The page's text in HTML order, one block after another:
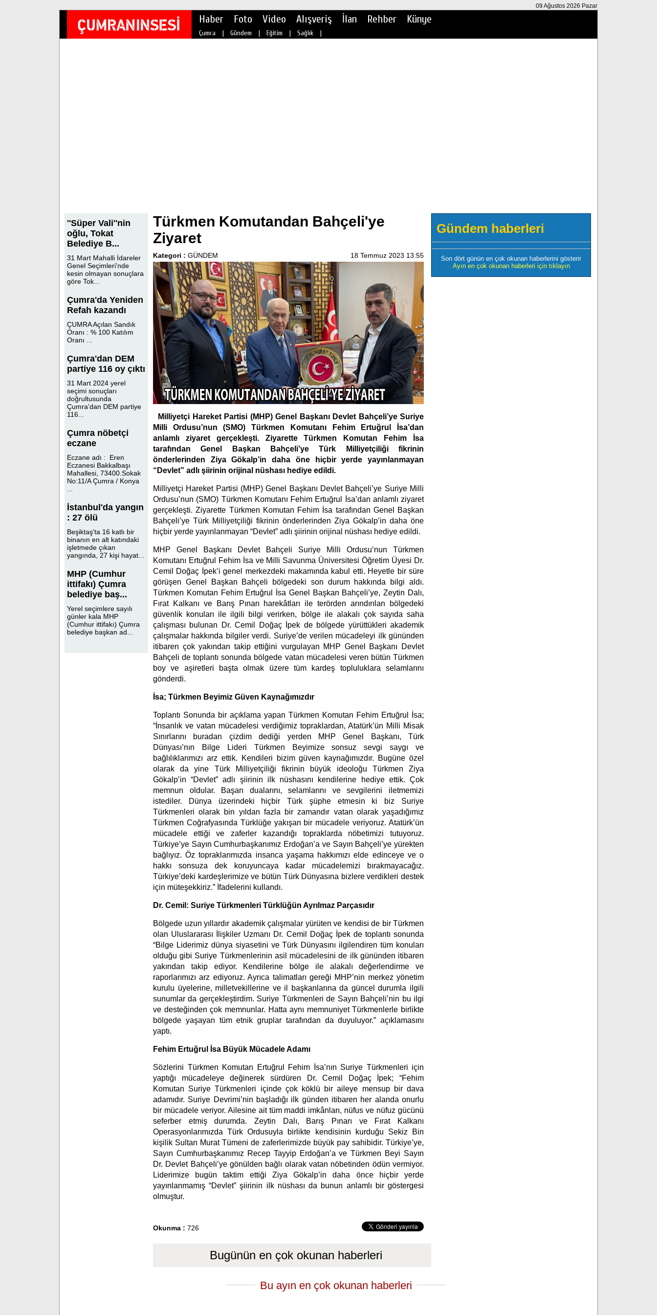
09 Ağustos 2026 Pazar
Haber Foto Video Alışveriş İlan Rehber Künye
Çumra | Gündem | Eğitim | Sağlık |
''Süper Vali''nin
oğlu, Tokat
Belediye B...
31 Mart Mahalli İdareler
Genel Seçimleri'nde
kesin olmayan sonuçlara
göre Tok...
Çumra'da Yeniden
Refah kazandı
ÇUMRA Açılan Sandık
Oranı : % 100 Katılım
Oranı ...
Çumra'dan DEM
partiye 116 oy çıktı
31 Mart 2024 yerel
seçimi sonuçları
doğrultusunda
Çumra'dan DEM partiye
116...
Çumra nöbetçi
eczane
Eczane adı : Eren
Eczanesi Bakkalbaşı
Mahallesi, 73400.Sokak
No:11/A Çumra / Konya
İstanbul'da yangın
: 27 ölü
Beşiktaş'ta 16 katlı bir
binanın en alt katındaki
işletmede çıkan
yangında, 27 kişi hayat...
MHP (Cumhur
ittifakı) Çumra
belediye baş...
Yerel seçimlere sayılı
günler kala MHP
(Cumhur ittifakı) Çumra
belediye başkan ad...
Türkmen Komutandan Bahçeli'ye
Ziyaret
Kategori : GÜNDEM 18 Temmuz 2023 13:55
Milliyetçi Hareket Partisi (MHP) Genel Başkanı Devlet Bahçeli’ye Suriye
Milli Ordusu’nun (SMO) Türkmen Komutanı Fehim Ertuğrul İsa’dan
anlamlı ziyaret gerçekleşti. Ziyarette Türkmen Komutan Fehim İsa
tarafından Genel Başkan Bahçeli’ye Türk Milliyetçiliği fikrinin
önderlerinden Ziya Gökalp’in daha öne hiçbir yerde yayınlanmayan
“Devlet” adlı şiirinin orijinal nüshası hediye edildi.
Milliyetçi Hareket Partisi (MHP) Genel Başkanı Devlet Bahçeli’ye Suriye Milli
Ordusu’nun (SMO) Türkmen Komutanı Fehim Ertuğrul İsa’dan anlamlı ziyaret
gerçekleşti. Ziyarette Türkmen Komutan Fehim İsa tarafından Genel Başkan
Bahçeli’ye Türk Milliyetçiliği fikrinin önderlerinden Ziya Gökalp’in daha öne
hiçbir yerde yayınlanmayan “Devlet” adlı şiirinin orijinal nüshası hediye edildi.
MHP Genel Başkanı Devlet Bahçeli Suriye Milli Ordusu’nun Türkmen
Komutanı Ertuğrul Fehim İsa ve Milli Savunma Üniversitesi Öğretim Üyesi Dr.
Cemil Doğaç İpek’i genel merkezdeki makamında kabul etti. Heyetle bir süre
görüşen Genel Başkan Bahçeli bölgedeki son durum hakkında bilgi aldı.
Türkmen Komutan Fehim Ertuğrul İsa Genel Başkan Bahçeli’ye, Zeytin Dalı,
Fırat Kalkanı ve Barış Pınarı harekâtları ile terörden arındırılan bölgedeki
güvenlik konuları ile ilgili bilgi verirken, bölge ile alakalı çok sayıda saha
çalışması bulunan Dr. Cemil Doğaç İpek de bölgede yürüttükleri akademik
çalışmalar hakkında bilgiler verdi. Suriye’de verilen mücadeleyi ilk gününden
itibaren çok yakından takip ettiğini vurgulayan MHP Genel Başkanı Devlet
Bahçeli de toplantı sonunda bölgede vatan mücadelesi veren bütün Türkmen
boy ve aşiretleri başta olmak üzere tüm kardeş topluluklara selamlarını
gönderdi.
İsa; Türkmen Beyimiz Güven Kaynağımızdır
Toplantı Sonunda bir açıklama yapan Türkmen Komutan Fehim Ertuğrul İsa;
“İnsanlık ve vatan mücadelesi verdiğimiz topraklardan, Atatürk’ün Milli Misak
Sınırlarını buradan çizdim dediği yerden MHP Genel Başkanı, Türk
Dünyası’nın Bilge Lideri Türkmen Beyimize sonsuz sevgi saygı ve
bağlılıklarımızı arz ettik. Kendileri bizim güven kaynağımızdır. Bugüne özel
olarak da yine Türk Milliyetçiliği fikrinin büyük ideoloğu Türkmen Ziya
Gökalp’in “Devlet” adlı şiirinin ilk nüshasını kendilerine hediye ettik. Çok
memnun oldular. Başarı dualarını, selamlarını ve sevgilerini iletmemizi
istediler. Dünya üzerindeki hiçbir Türk şüphe etmesin ki biz Suriye
Türkmenleri olarak bin yıldan fazla bir zamandır vatan olarak yaşadığımız
Türkmen Coğrafyasında Türklüğe yakışan bir mücadele veriyoruz. Atatürk’ün
mücadele ettiği ve zaferler kazandığı topraklarda nöbetimizi tutuyoruz.
Türkiye’ye Sayın Cumhurbaşkanımız Erdoğan’a ve Sayın Bahçeli’ye yürekten
bağlıyız. Öz topraklarımızda insanca yaşama hakkımızı elde edinceye ve o
hakkı sonsuza dek koruyuncaya kadar mücadelemizi bırakmayacağız.
Türkiye’deki kardeşlerimize ve bütün Türk Dünyasına bizlere verdikleri destek
için müteşekkiriz.” İfadelerini kullandı.
Dr. Cemil: Suriye Türkmenleri Türklüğün Ayrılmaz Parçasıdır
Bölgede uzun yıllardır akademik çalışmalar yürüten ve kendisi de bir Türkmen
olan Uluslararası İlişkiler Uzmanı Dr. Cemil Doğaç İpek de toplantı sonunda
“Bilge Liderimiz dünya siyasetini ve Türk Dünyasını ilgilendiren tüm konuları
olduğu gibi Suriye Türkmenlerinin asil mücadelesini de ilk gününden itibaren
yakından takip ediyor. Kendilerine bölge ile alakalı değerlendirme ve
raporlarımızı arz ediyoruz. Ayrıca talimatları gereği MHP’nin merkez yönetim
kurulu üyelerine, milletvekillerine ve il başkanlarına da güncel durumla ilgili
sunumlar da gerçekleştirdim. Suriye Türkmenleri de Sayın Bahçeli’nin bu ilgi
ve desteğinden çok memnunlar. Hatta aynı memnuniyet Türkmenlerle birlikte
bölgede yaşayan tüm etnik gruplar tarafından da duyuluyor.” açıklamasını
yaptı.
Fehim Ertuğrul İsa Büyük Mücadele Adamı
Sözlerini Türkmen Komutan Ertuğrul Fehim İsa’nın Suriye Türkmenleri için
yaptığı mücadeleye değinerek sürdüren Dr. Cemil Doğaç İpek; “Fehim
Komutan Suriye Türkmenleri içinde çok köklü bir aileye mensup bir dava
adamıdır. Suriye Devrimi’nin başladığı ilk günden itibaren her alanda onurlu
bir mücadele veriyor. Ailesine ait tüm maddi imkânları, nüfus ve nüfuz gücünü
seferber etmiş durumda. Zeytin Dalı, Barış Pınarı ve Fırat Kalkanı
Operasyonlarımızda Türk Ordusuyla birlikte kendisinin kurduğu Sekiz Bin
kişilik Sultan Murat Tümeni de zaferlerimizde büyük pay sahibidir. Türkiye’ye,
Sayın Cumhurbaşkanımız Recep Tayyip Erdoğan’a ve Türkmen Beyi Sayın
Dr. Devlet Bahçeli’ye gönülden bağlı olarak vatan nöbetinden ödün vermiyor.
Liderimize bugün taktim ettiği Ziya Gökalp’in daha önce hiçbir yerde
yayınlanmamış “Devlet” şiirinin ilk nüshası da bunun anlamlı bir göstergesi
olmuştur.
Okunma : 726
Bugünün en çok okunan haberleri
Gündem haberleri
Son dört günün en çok okunan haberlerini gösterir
Ayın en çok okunan haberleri için tıklayın
Bu ayın en çok okunan haberleri